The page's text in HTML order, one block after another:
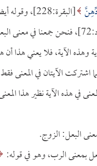
[البقرة:228]، وقوله أيضاً:
[هود:72]، فنحن جمعنا في معنى
وهذه الآية، فلا يعني هذا أن
اشتركت الآيتان في المعنى
في هذه الآية نظير هذا
البعل: الزوج.
بمعنى الرب، وهو في قوله: